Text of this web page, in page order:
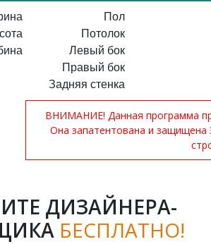
Пол
Потолок
Левый бок
Правый бок
Задняя стенка
ВНИМАНИЕ! Данная программа
Она запатентована и
ДИЗАЙНЕРА-
БЕСПЛАТНО!